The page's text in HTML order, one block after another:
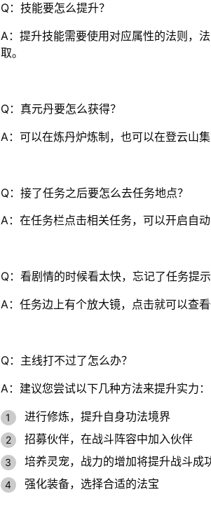
Q：技能要怎么提升？
A：提升技能需要使用对应属性的法则，
取。
Q：真元丹要怎么获得？
A：可以在炼丹炉炼制，也可以在登云山
Q：接了任务之后要怎么去任务地点？
A：在任务栏点击相关任务，可以开启自动
Q：看剧情的时候看太快，忘记了任务提
A：任务边上有个放大镜，点击就可以查看
Q：主线打不过了怎么办？
A：建议您尝试以下几种方法来提升实力：
进行修炼，提升自身功法境界
招募伙伴，在战斗阵容中加入伙伴
培养灵宠，战力的增加将提升战斗成
强化装备，选择合适的法宝